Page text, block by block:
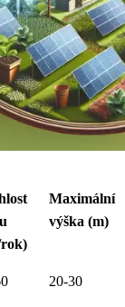
Maximální
výška (m)
20-30